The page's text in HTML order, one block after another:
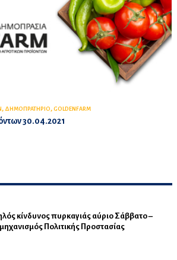
, ΔΗΜΟΠΡΑΤΗΡΙΟ, GOLDENFARM
30.04.2021
κίνδυνος πυρκαγιάς αύριο Σάββατο –
Πολιτικής Προστασίας